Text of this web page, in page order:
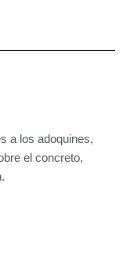
a los adoquines,
el concreto,